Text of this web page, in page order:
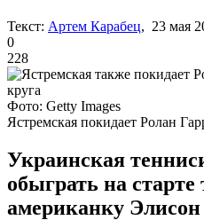
Текст: Артем Карабец, 23 мая
0
228
Фото: Getty Images
Ястремская покидает Ролан
Украинская
обыграть на старте
американку